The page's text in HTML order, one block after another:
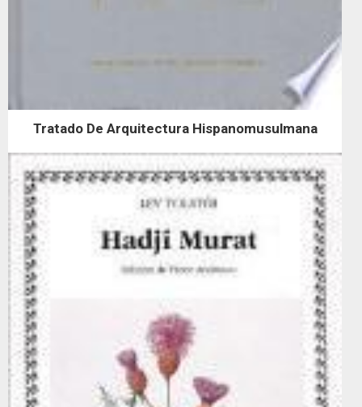
Tratado De Arquitectura Hispanomusulmana